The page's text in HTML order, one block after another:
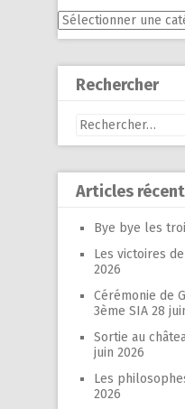
Menu
Rechercher
Rechercher :
Articles
Bye bye les
Les victoires
2026
Cérémonie de
3ème SIA 28
Sortie au
juin 2026
Les
2026